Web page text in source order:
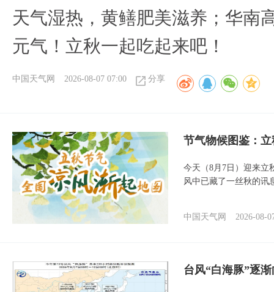
天气湿热，黄鳝肥美滋养；华南
元气！立秋一起吃起来吧！
中国天气网 2026-08-07 07:00 分享
节气物候图鉴：
今天（8月7日）迎来立
风中已藏了一丝秋的讯
中国天气网 2026-08-
台风“白海豚”逐